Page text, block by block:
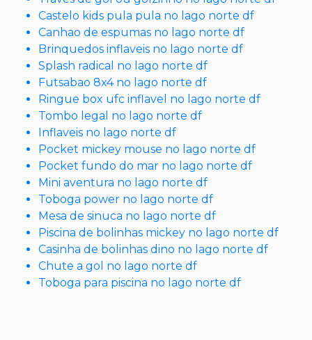
Castelo kids pula pula no lago norte df
Canhao de espumas no lago norte df
Brinquedos inflaveis no lago norte df
Splash radical no lago norte df
Futsabao 8x4 no lago norte df
Ringue box ufc inflavel no lago norte df
Tombo legal no lago norte df
Inflaveis no lago norte df
Pocket mickey mouse no lago norte df
Pocket fundo do mar no lago norte df
Mini aventura no lago norte df
Toboga power no lago norte df
Mesa de sinuca no lago norte df
Piscina de bolinhas mickey no lago norte df
Casinha de bolinhas dino no lago norte df
Chute a gol no lago norte df
Toboga para piscina no lago norte df